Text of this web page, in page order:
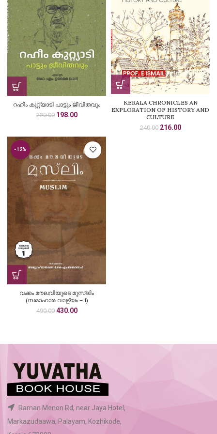
റഹീം കുറ്റ്യാടി പാട്ടും ജീവിതവും
220.00 Original
₹220.00.
198.00Current
₹198.00.
KERALA CHRONICLES AN
EXPLORATION OF HISTORY AND
CULTURE
240.00 Original
216.00Current
-12%
വക്കം മൗലവിയുടെ മുസ്‍ലിം
(സമാഹാര വാള്യം – 1)
490.00 Original
430.00Current
Raman Menon Rd, near Jaya Hotel,
Markazudaawa, Palayam, Kozhikode,